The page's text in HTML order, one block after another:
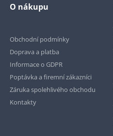
O nákupu
Obchodní podmínky
Doprava a platba
Informace o GDPR
Poptávka a firemní zákazníci
Záruka spolehlivého obchodu
Kontakty